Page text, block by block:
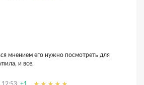
мнением его нужно посмотреть для
и все.
12:53